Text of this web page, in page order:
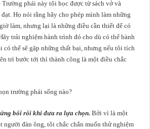
Trường phái này tôi học được từ sách vở và
Họ nói rằng hãy cho phép mình làm những
làm, nhưng lại là những điều cần thiết để có
trải nghiệm hành trình đó cho dù có thể hành
có thể sẽ gặp những thất bại, nhưng nếu tôi tích
trì bước tới thì thành công là một điều chắc
trường phái sống nào?
bối rối khi đưa ra lựa chọn.Bởi vì là một
người đàn ông, tôi chắc chắn muốn thử nghiệm